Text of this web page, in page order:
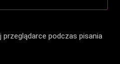
podczas pisania